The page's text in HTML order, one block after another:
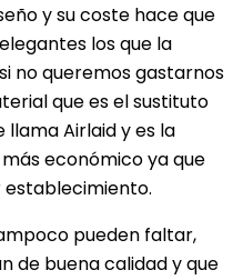
y su coste hace que
los que la
no queremos gastarnos
que es el sustituto
llama Airlaid y es la
económico ya que
establecimiento.
pueden faltar,
de buena calidad y que